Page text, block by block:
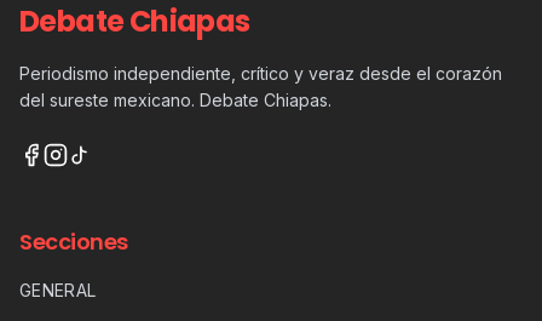
Debate Chiapas
Periodismo independiente, crítico y veraz desde el corazón
del sureste mexicano. Debate Chiapas.
Secciones
GENERAL